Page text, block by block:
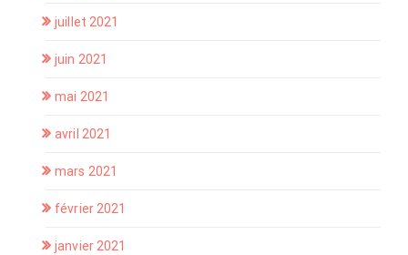
juillet 2021
juin 2021
mai 2021
avril 2021
mars 2021
février 2021
janvier 2021